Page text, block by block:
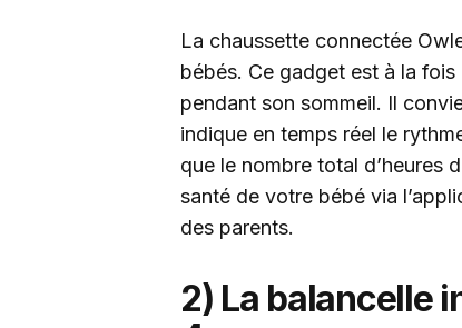
La chaussette connectée
bébés. Ce gadget est à la
pendant son sommeil. Il
indique en temps réel le
que le nombre total d’heures
santé de votre bébé via
des parents.
2) La balancelle